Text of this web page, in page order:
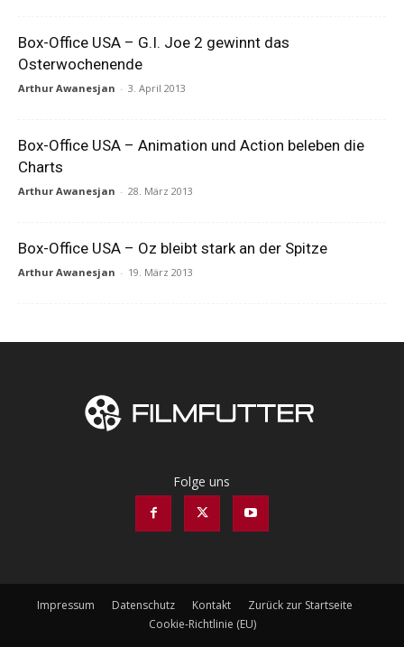
Box-Office USA – G.I. Joe 2 gewinnt das
Osterwochenende
Arthur Awanesjan - 3. April 2013
Box-Office USA – Animation und Action beleben die
Charts
Arthur Awanesjan - 28. März 2013
Box-Office USA – Oz bleibt stark an der Spitze
Arthur Awanesjan - 19. März 2013
Folge uns
Impressum Datenschutz Kontakt
Zurück zur Startseite
Cookie-Richtlinie (EU)